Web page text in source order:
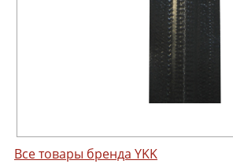
Все товары бренда YKK